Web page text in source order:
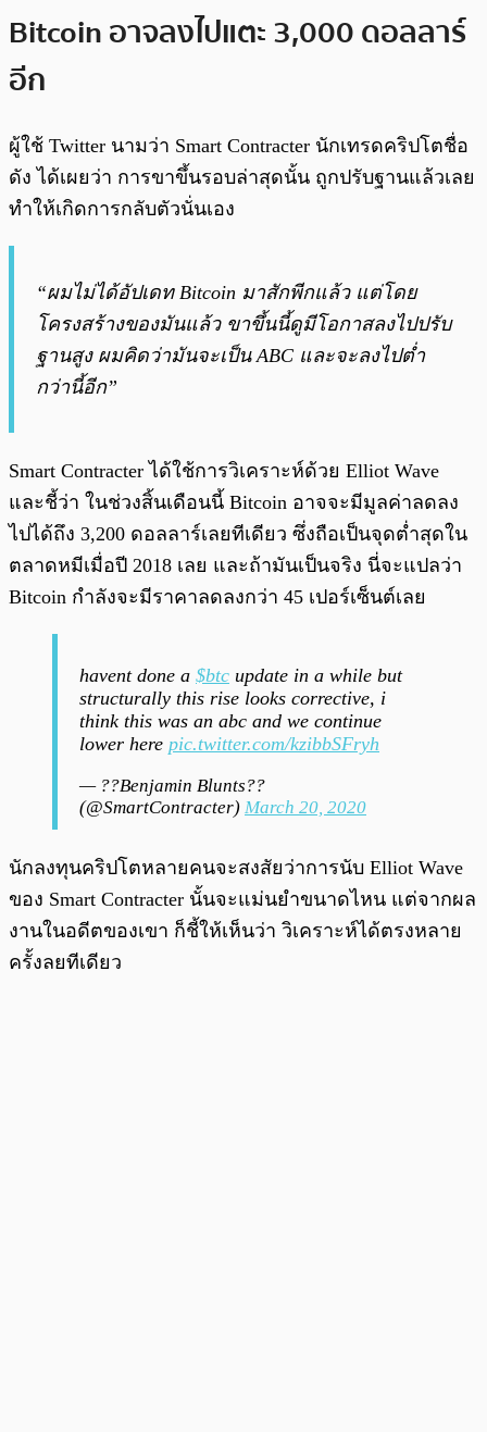
Bitcoin อาจลงไปแตะ 3,000 ดอลลาร์
อีก
ผู้ใช้ Twitter นามว่า Smart Contracter นักเทรดคริปโตชื่อ
ดัง ได้เผยว่า การขาขึ้นรอบล่าสุดนั้น ถูกปรับฐานแล้วเลย
ทำให้เกิดการกลับตัวนั่นเอง
“ผมไม่ได้อัปเดท Bitcoin มาสักพีกแล้ว แต่โดย
โครงสร้างของมันแล้ว ขาขึ้นนี้ดูมีโอกาสลงไปปรับ
ฐานสูง ผมคิดว่ามันจะเป็น ABC และจะลงไปต่ำ
กว่านี้อีก”
Smart Contracter ได้ใช้การวิเคราะห์ด้วย Elliot Wave
และชี้ว่า ในช่วงสิ้นเดือนนี้ Bitcoin อาจจะมีมูลค่าลดลง
ไปได้ถึง 3,200 ดอลลาร์เลยทีเดียว ซึ่งถือเป็นจุดต่ำสุดใน
ตลาดหมีเมื่อปี 2018 เลย และถ้ามันเป็นจริง นี่จะแปลว่า
Bitcoin กำลังจะมีราคาลดลงกว่า 45 เปอร์เซ็นต์เลย
havent done a $btc update in a while but
structurally this rise looks corrective, i
think this was an abc and we continue
lower here pic.twitter.com/kzibbSFryh
— ??Benjamin Blunts??
(@SmartContracter) March 20, 2020
นักลงทุนคริปโตหลายคนจะสงสัยว่าการนับ Elliot Wave
ของ Smart Contracter นั้นจะแม่นยำขนาดไหน แต่จากผล
งานในอดีตของเขา ก็ชี้ให้เห็นว่า วิเคราะห์ได้ตรงหลาย
ครั้งลยทีเดียว